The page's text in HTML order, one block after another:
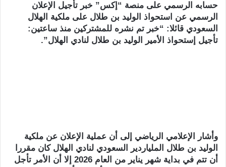
حسابه الرسمي على منصة “إكس” خبر تأجيل الإعلان
الرسمي عن استحواذ الوليد بن طلال على ملكية الهلال
السعودي قائلا: “خبر تم نشره للمشتركين منذ ساعتين:
تأجيل إستحواذ الأمير الوليد بن طلال لنادي الهلال”.
وأشار الإعلامي الرياضي إلى أن عملية الإعلان عن ملكية
الوليد بن طلال الملياردير السعودي لنادي الهلال كان مقررا
أن تتم في بداية شهر يناير من العام 2026 إلا أن الأمر تأجل